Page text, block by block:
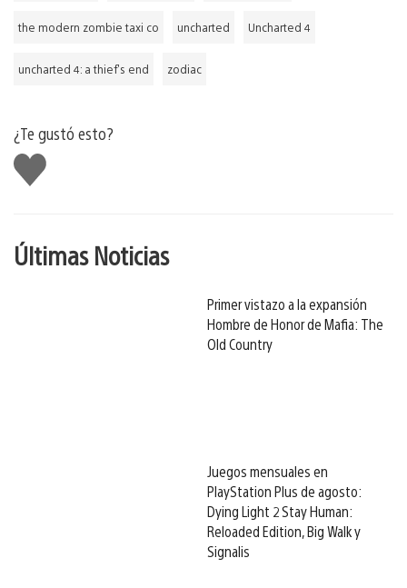
the modern zombie taxi co uncharted Uncharted 4
uncharted 4: a thief's end zodiac
¿Te gustó esto?
Me
gusta
Últimas Noticias
Primer vistazo a la expansión
Hombre de Honor de Mafia: The
Old Country
Juegos mensuales en
PlayStation Plus de agosto:
Dying Light 2 Stay Human:
Reloaded Edition, Big Walk y
Signalis